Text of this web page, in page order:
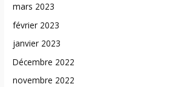
mars 2023
février 2023
janvier 2023
Décembre 2022
novembre 2022